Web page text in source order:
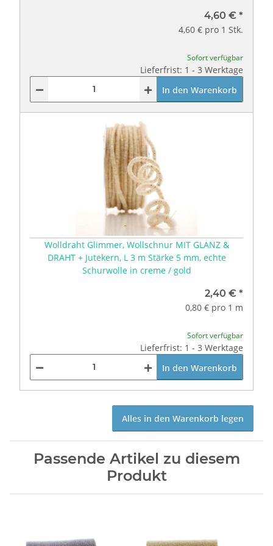
4,60 € *
4,60 € pro 1 Stk.
Sofort verfügbar
Lieferfrist: 1 - 3 Werktage
In den Warenkorb
Wolldraht Glimmer, Wollschnur MIT GLANZ &
DRAHT + Jutekern, L 3 m Stärke 5 mm, echte
Schurwolle in creme / gold
2,40 € *
0,80 € pro 1 m
Sofort verfügbar
Lieferfrist: 1 - 3 Werktage
In den Warenkorb
Alles in den Warenkorb legen
Passende Artikel zu diesem
Produkt